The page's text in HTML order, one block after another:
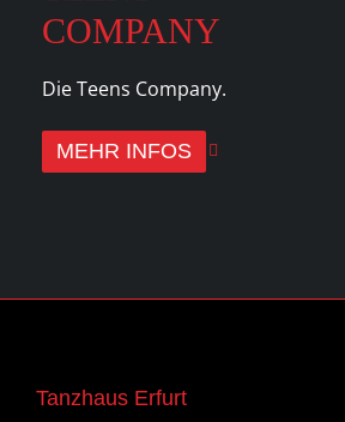
COMPANY
Die Teens Company.
MEHR INFOS
Tanzhaus Erfurt